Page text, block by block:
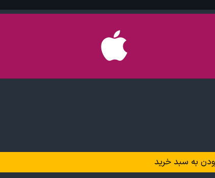
به سبد خرید